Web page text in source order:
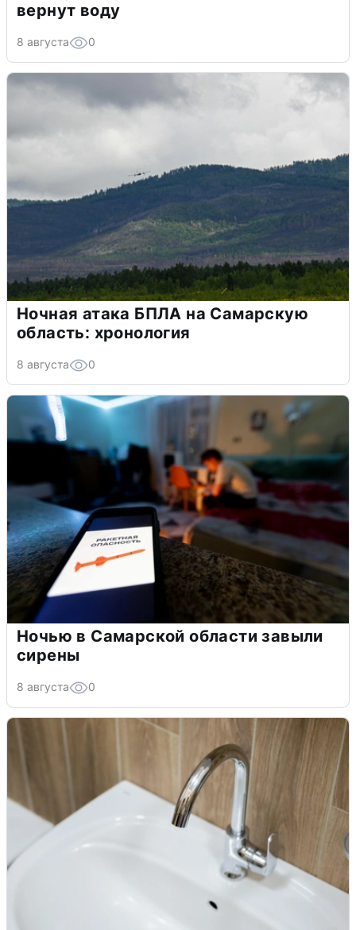
вернут воду
8 августа 0
Ночная атака БПЛА на Самарскую
область: хронология
8 августа 0
Ночью в Самарской области завыли
сирены
8 августа 0